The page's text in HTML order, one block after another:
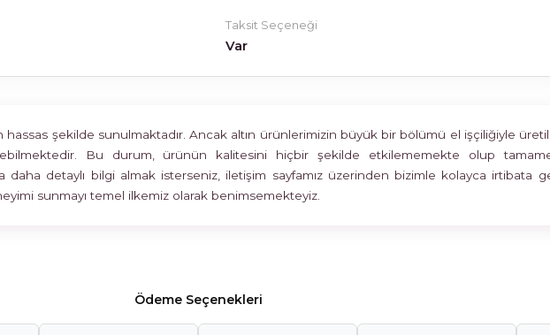
Taksit Seçeneği
Var
şekilde sunulmaktadır. Ancak altın ürünlerimizin büyük bir bölümü el işçiliğiyle
Bu durum, ürünün kalitesini hiçbir şekilde etkilememekte olup
daha detaylı bilgi almak isterseniz, iletişim sayfamız üzerinden bizimle kolayca irtibata
sunmayı temel ilkemiz olarak benimsemekteyiz.
Ödeme Seçenekleri